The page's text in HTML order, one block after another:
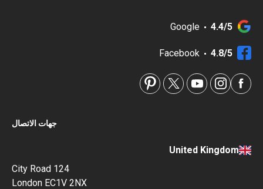
4.4/5
Google
4.8/5
Facebook
جهات الاتصال
United Kingdom
124 City Road
London EC1V 2NX